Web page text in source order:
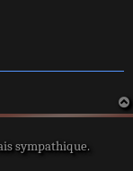
sympathique.